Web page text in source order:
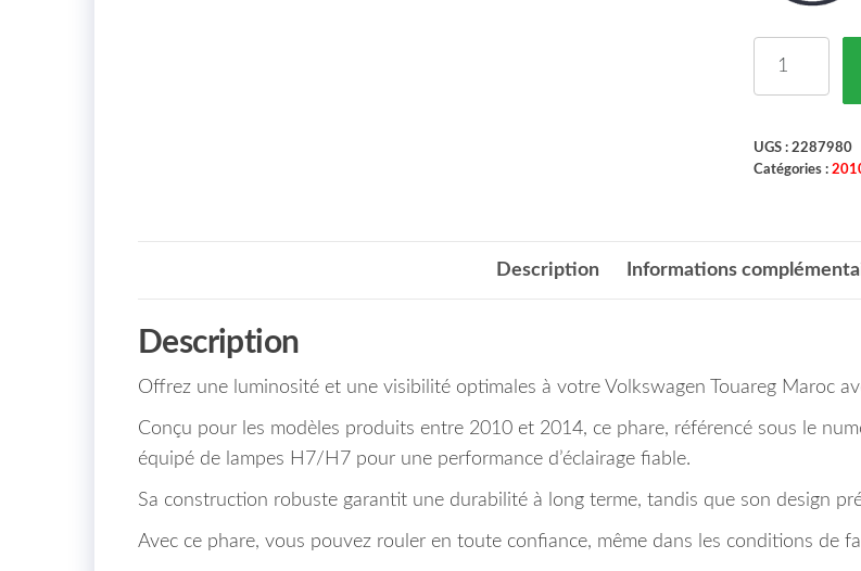
UGS : 2287980
Catégories :
Description Informations
Description
Offrez une luminosité et une visibilité optimales à votre Volkswagen Touareg Maroc
Conçu pour les modèles produits entre 2010 et 2014, ce phare, référencé sous le
équipé de lampes H7/H7 pour une performance d’éclairage fiable.
Sa construction robuste garantit une durabilité à long terme, tandis que son design
Avec ce phare, vous pouvez rouler en toute confiance, même dans les conditions de